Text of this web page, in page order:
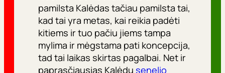
pamilsta Kalėdas tačiau pamilsta tai,
kad tai yra metas, kai reikia padėti
kitiems ir tuo pačiu jiems tampa
mylima ir mėgstama pati koncepcija,
tad tai laikas skirtas pagalbai. Net ir
paprasčiausias Kalėdų senelio